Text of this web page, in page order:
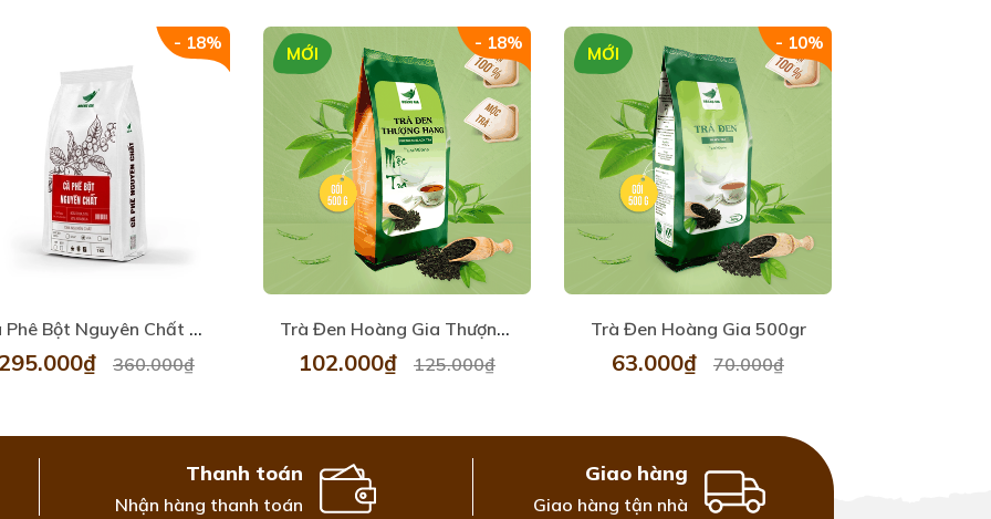
- 18%
Cà Phê Bột Nguyên Chất Hoàng Gia 1kg
360.000₫
- 18%
MỚI
Trà Đen Hoàng Gia Thượng Hạng 500gr
102.000₫ 125.000₫
- 10%
MỚI
Trà Đen Hoàng Gia 500gr
63.000₫ 70.000₫
Thanh toán
Nhận hàng thanh toán
Giao hàng
Giao hàng tận nhà